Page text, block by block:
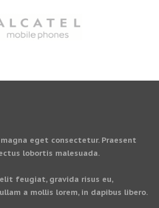
eget consectetur. Praesent
lobortis malesuada.
feugiat, gravida risus eu,
a mollis lorem, in dapibus libero.